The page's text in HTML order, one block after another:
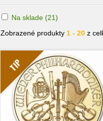
Na sklade (21)
Zobrazené produkty 1 - 20 z
TIP